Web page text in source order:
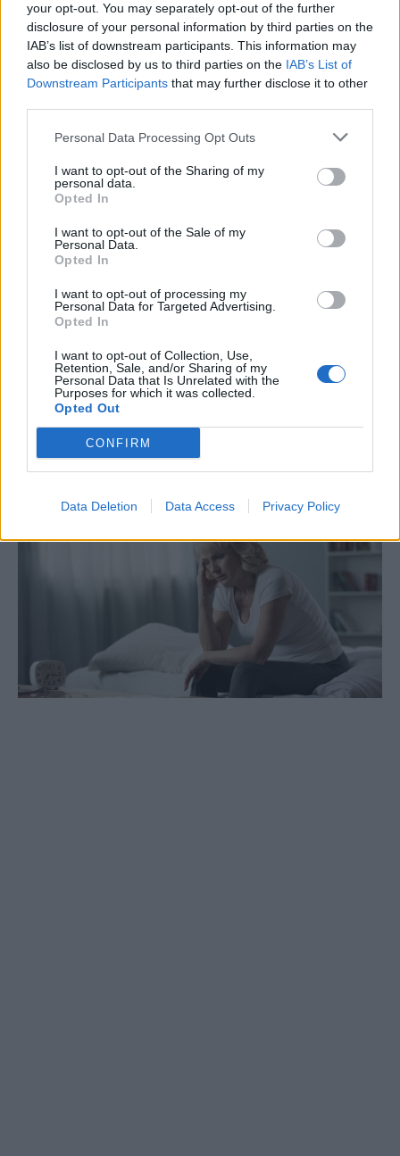
your opt-out. You may separately opt-out of the further
disclosure of your personal information by third parties on the
IAB’s list of downstream participants. This information may
also be disclosed by us to third parties on the IAB’s List of
Downstream Participants that may further disclose it to other
Personal Data Processing Opt Outs
I want to opt-out of the Sharing of my
personal data.
Opted In
I want to opt-out of the Sale of my
Personal Data.
Opted In
I want to opt-out of processing my
Personal Data for Targeted Advertising.
Opted In
I want to opt-out of Collection, Use,
Retention, Sale, and/or Sharing of my
Personal Data that Is Unrelated with the
Purposes for which it was collected.
Opted Out
CONFIRM
Data Deletion Data Access Privacy Policy
Ο φαύλος κύκλος πόνου και ύπνου
Αυτός ο πόνος έχει κι έναν επιπλέον εχθρό:
τον κακό ύπνο. Η εμμηνόπαυση διαταράσσει
συχνά τον ύπνο. Ο κακός ύπνος ενισχύει τον
πόνο. Και ο πόνος διαταράσσει ξανά τον ύπνο.
Έτσι δημιουργείται ένας φαύλος κύκλος που
αναλώνει ενέργεια, υπομονή και διάθεση.
Κάνει τις μέρες βαριές και τα βράδια ακόμη
βαρύτερα.